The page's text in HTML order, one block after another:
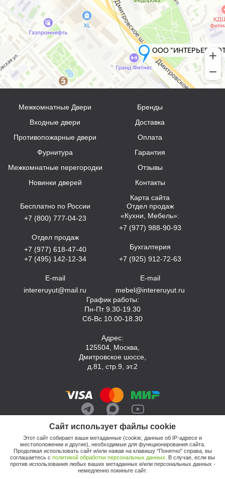
Сайт использует файлы cookie
Этот сайт собирает ваши метаданные (cookie, данные об IP-адресе и
местоположении и другие), необходимые для функционирования сайта.
Продолжая использовать сайт и/или нажав на клавишу "Понятно" справа, вы
соглашаетесь с политикой обработки персональных данных . В случае, если вы
против использования любых ваших метаданных и/или персональных данных -
немедленно покиньте сайт.
Межкомнатные Двери
Входные двери
Противопожарные двери
Фурнитура
Межкомнатные перегородки
Новинки дверей
Бренды
Доставка
Оплата
Гарантия
Отзывы
Контакты
Карта сайта
Бесплатно по России
+7 (800) 777-04-23
Отдел продаж
+7 (977) 618-47-40
+7 (495) 142-12-34
E-mail
intereruyut@mail.ru
Отдел продаж
«Кухни, Мебель»:
+7 (977) 988-90-93
Бухгалтерия
+7 (925) 912-72-63
E-mail
mebel@intereruyut.ru
График работы:
Пн-Пт 9.30-19.30
Сб-Вс 10.00-18.30
Адрес:
125504, Москва,
Дмитровское шоссе,
д.81, стр.9, эт.2
© 2026, Компания «Интерьер Уют»